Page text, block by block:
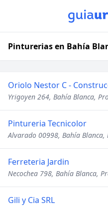
Yrigoyen 264, Bahía Blanca,
Pintureria Tecnicolor
Alvarado 00998, Bahía Blanca,
Ferreteria Jardin
Necochea 798, Bahía Blanca,
Gili y Cia SRL